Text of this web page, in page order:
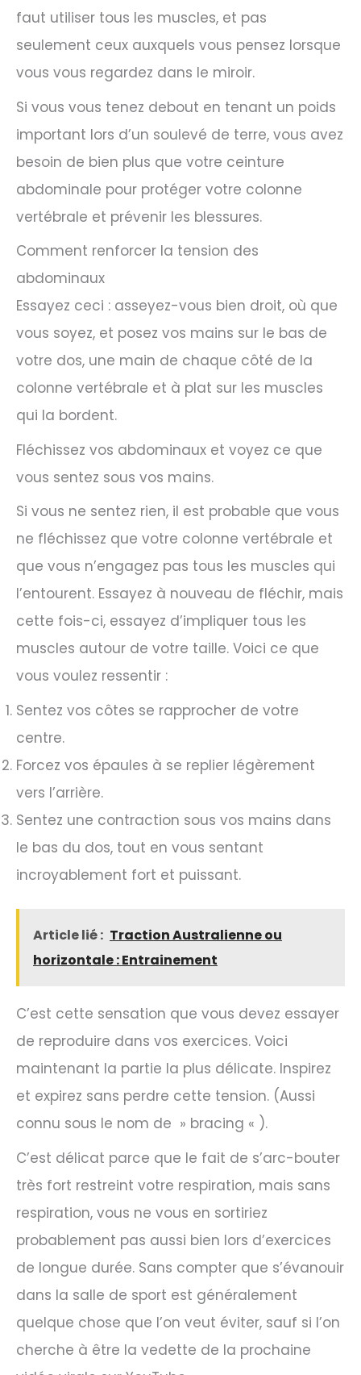
faut utiliser tous les muscles, et pas
seulement ceux auxquels vous pensez lorsque
vous vous regardez dans le miroir.
Si vous vous tenez debout en tenant un poids
important lors d’un soulevé de terre, vous avez
besoin de bien plus que votre ceinture
abdominale pour protéger votre colonne
vertébrale et prévenir les blessures.
Comment renforcer la tension des
abdominaux
Essayez ceci : asseyez-vous bien droit, où que
vous soyez, et posez vos mains sur le bas de
votre dos, une main de chaque côté de la
colonne vertébrale et à plat sur les muscles
qui la bordent.
Fléchissez vos abdominaux et voyez ce que
vous sentez sous vos mains.
Si vous ne sentez rien, il est probable que vous
ne fléchissez que votre colonne vertébrale et
que vous n’engagez pas tous les muscles qui
l’entourent. Essayez à nouveau de fléchir, mais
cette fois-ci, essayez d’impliquer tous les
muscles autour de votre taille. Voici ce que
vous voulez ressentir :
Sentez vos côtes se rapprocher de votre
centre.
Forcez vos épaules à se replier légèrement
vers l’arrière.
Sentez une contraction sous vos mains dans
le bas du dos, tout en vous sentant
incroyablement fort et puissant.
Article lié : Traction Australienne ou
horizontale : Entrainement
C’est cette sensation que vous devez essayer
de reproduire dans vos exercices. Voici
maintenant la partie la plus délicate. Inspirez
et expirez sans perdre cette tension. (Aussi
connu sous le nom de » bracing « ).
C’est délicat parce que le fait de s’arc-bouter
très fort restreint votre respiration, mais sans
respiration, vous ne vous en sortiriez
probablement pas aussi bien lors d’exercices
de longue durée. Sans compter que s’évanouir
dans la salle de sport est généralement
quelque chose que l’on veut éviter, sauf si l’on
cherche à être la vedette de la prochaine